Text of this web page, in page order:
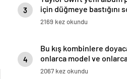
3
için düğmeye bastığını
medyadan duyurdu!
2169 kez okundu
4
Bu kış kombinlere
onlarca model ve
2067 kez okundu